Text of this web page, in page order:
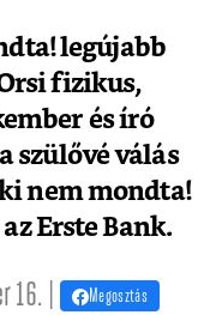
legújabb
fizikus,
és író
szülővé válás
nem mondta!
Erste Bank.
16. | Megosztás